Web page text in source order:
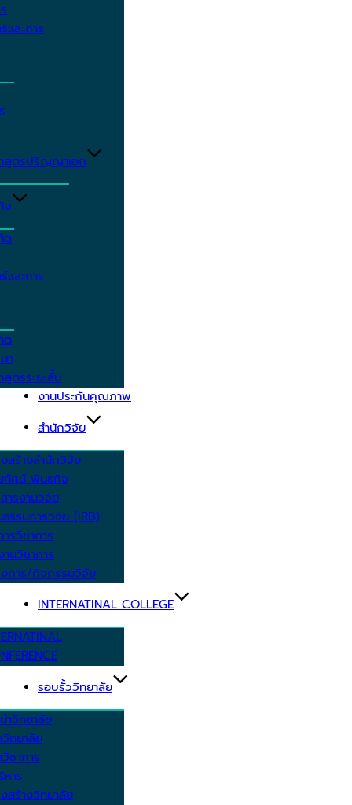
ละการ
สูตรปริญญาเอก
จ
ต
ละการ
ต
า
ตรระยะสั้น
งานประกันคุณภาพ
สำนักวิจัย
สร้างสำนักวิจัย
ทัศน์ พันธกิจ
ารงานวิจัย
รรมการวิจัย (IRB)
รวิชาการ
นวิชาการ
งการ/กิจกรรมวิจัย
INTERNATINAL COLLEGE
รอบรั้ววิทยาลัย
ำวิทยาลัย
ทยาลัย
ชาการ
าร
สร้างวิทยาลัย